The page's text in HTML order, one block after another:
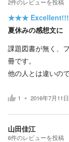
2件のレビューを投稿
★★★ Excellent!!!
夏休みの感想文に
課題図書が無く、
冊です。
他の人とは違いの
1 2016年7月11
山田佳江
6件のレビューを投稿